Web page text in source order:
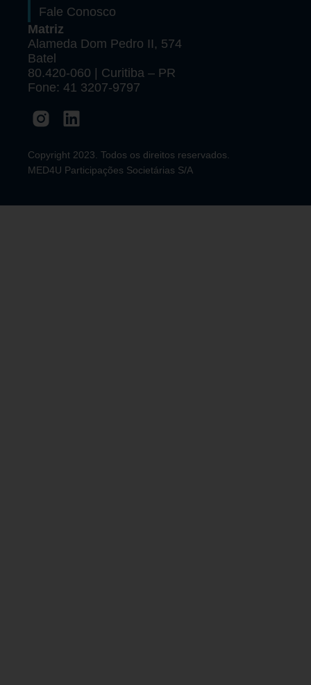
Fale Conosco
Matriz
Alameda Dom Pedro II, 574
Batel
80.420-060 | Curitiba – PR
Fone: 41 3207-9797
Copyright 2023. Todos os direitos reservados.
MED4U Participações Societárias S/A